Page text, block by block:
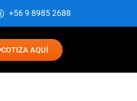
+56 9 8985 2688
COTIZA AQUÍ